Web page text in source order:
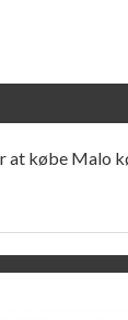
at købe Malo